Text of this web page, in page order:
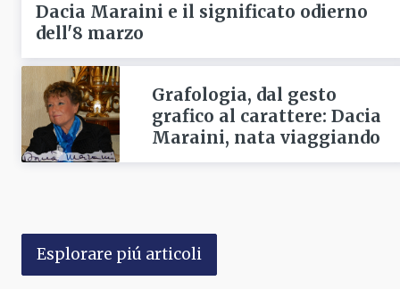
Dacia Maraini e il significato odierno
dell'8 marzo
Grafologia, dal gesto
grafico al carattere: Dacia
Maraini, nata viaggiando
Esplorare piú articoli